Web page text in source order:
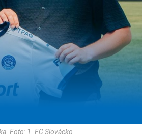
Foto: 1. FC Slovácko